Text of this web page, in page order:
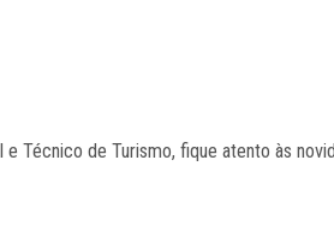
Técnico de Turismo, fique atento às